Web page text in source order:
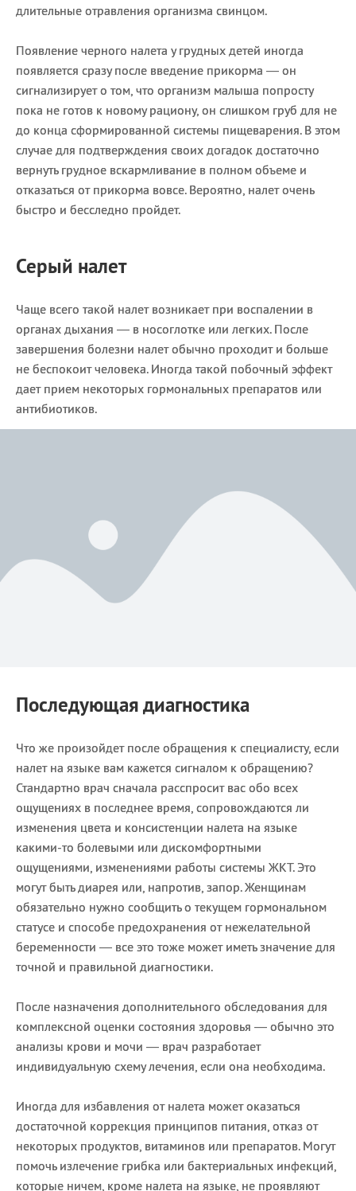
длительные отравления организма свинцом.
Появление черного налета у грудных детей иногда
появляется сразу после введение прикорма — он
сигнализирует о том, что организм малыша попросту
пока не готов к новому рациону, он слишком груб для не
до конца сформированной системы пищеварения. В этом
случае для подтверждения своих догадок достаточно
вернуть грудное вскармливание в полном объеме и
отказаться от прикорма вовсе. Вероятно, налет очень
быстро и бесследно пройдет.
Серый налет
Чаще всего такой налет возникает при воспалении в
органах дыхания — в носоглотке или легких. После
завершения болезни налет обычно проходит и больше
не беспокоит человека. Иногда такой побочный эффект
дает прием некоторых гормональных препаратов или
антибиотиков.
Последующая диагностика
Что же произойдет после обращения к специалисту, если
налет на языке вам кажется сигналом к обращению?
Стандартно врач сначала расспросит вас обо всех
ощущениях в последнее время, сопровождаются ли
изменения цвета и консистенции налета на языке
какими-то болевыми или дискомфортными
ощущениями, изменениями работы системы ЖКТ. Это
могут быть диарея или, напротив, запор. Женщинам
обязательно нужно сообщить о текущем гормональном
статусе и способе предохранения от нежелательной
беременности — все это тоже может иметь значение для
точной и правильной диагностики.
После назначения дополнительного обследования для
комплексной оценки состояния здоровья — обычно это
анализы крови и мочи — врач разработает
индивидуальную схему лечения, если она необходима.
Иногда для избавления от налета может оказаться
достаточной коррекция принципов питания, отказ от
некоторых продуктов, витаминов или препаратов. Могут
помочь излечение грибка или бактериальных инфекций,
которые ничем, кроме налета на языке, не проявляют